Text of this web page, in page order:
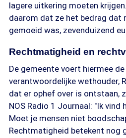
lagere uitkering moeten
daarom dat ze het bedrag dat
gemoeid was, zevenduizend
Rechtmatigheid en
De gemeente voert hiermee
verantwoordelijke wethouder,
dat er ophef over is ontstaan,
NOS Radio 1 Journaal: "Ik vind
Moet je mensen niet
Rechtmatigheid betekent nog